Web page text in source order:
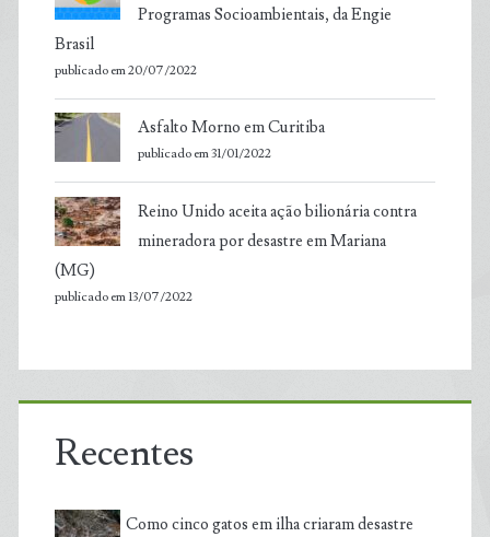
Programas Socioambientais, da Engie
Brasil
publicado em 20/07/2022
Asfalto Morno em Curitiba
publicado em 31/01/2022
Reino Unido aceita ação bilionária contra
mineradora por desastre em Mariana
(MG)
publicado em 13/07/2022
Recentes
Como cinco gatos em ilha criaram desastre